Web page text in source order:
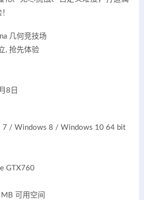
几何竞技场
, 抢先体验
8日
7 / Windows 8 / Windows 10 64 bit
GTX760
可用空间